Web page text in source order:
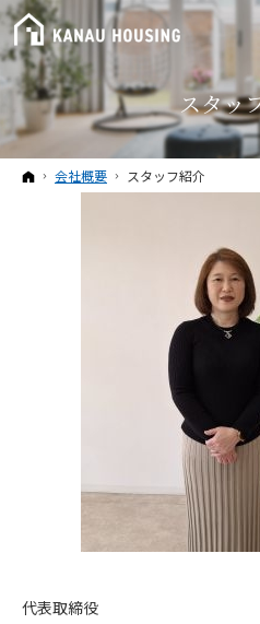
スタッ
ホーム
会社概要 スタッフ紹介
代表取締役